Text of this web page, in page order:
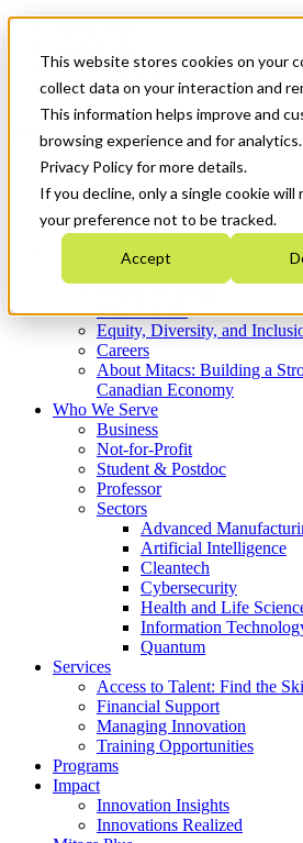
This website stores cookies on your
collect data on your interaction and
This information helps improve and
browsing experience and for
Privacy Policy for more details.
If you decline, only a single cookie will
your preference not to be tracked.
Accept
News & Events
Get Started
Menu
Who We Are
Strategic Plan 2026-2030
What We Do
Equity, Diversity, and
Careers
About Mitacs: Building a
Canadian Economy
Who We Serve
Business
Not-for-Profit
Student & Postdoc
Professor
Sectors
Advanced
Artificial Intelligence
Cleantech
Cybersecurity
Health and Life
Information
Quantum
Services
Access to Talent: Find the
Financial Support
Managing Innovation
Training Opportunities
Programs
Impact
Innovation Insights
Innovations Realized